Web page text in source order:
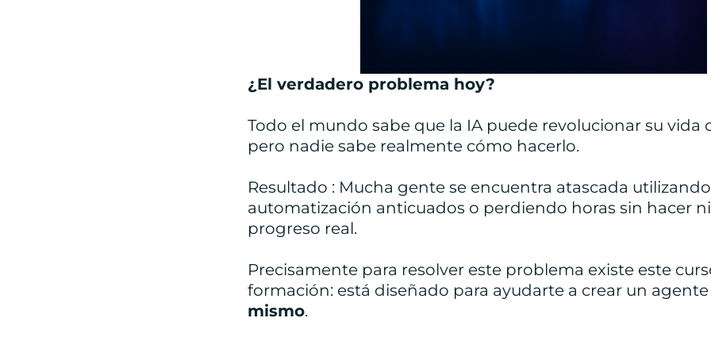
¿El verdadero problema hoy?
Todo el mundo sabe que la IA puede revolucionar su vida
pero nadie sabe realmente cómo hacerlo.
Resultado : Mucha gente se encuentra atascada
automatización anticuados o perdiendo horas sin hacer
progreso real.
Precisamente para resolver este problema existe este
formación: está diseñado para ayudarte a crear un agente
mismo.